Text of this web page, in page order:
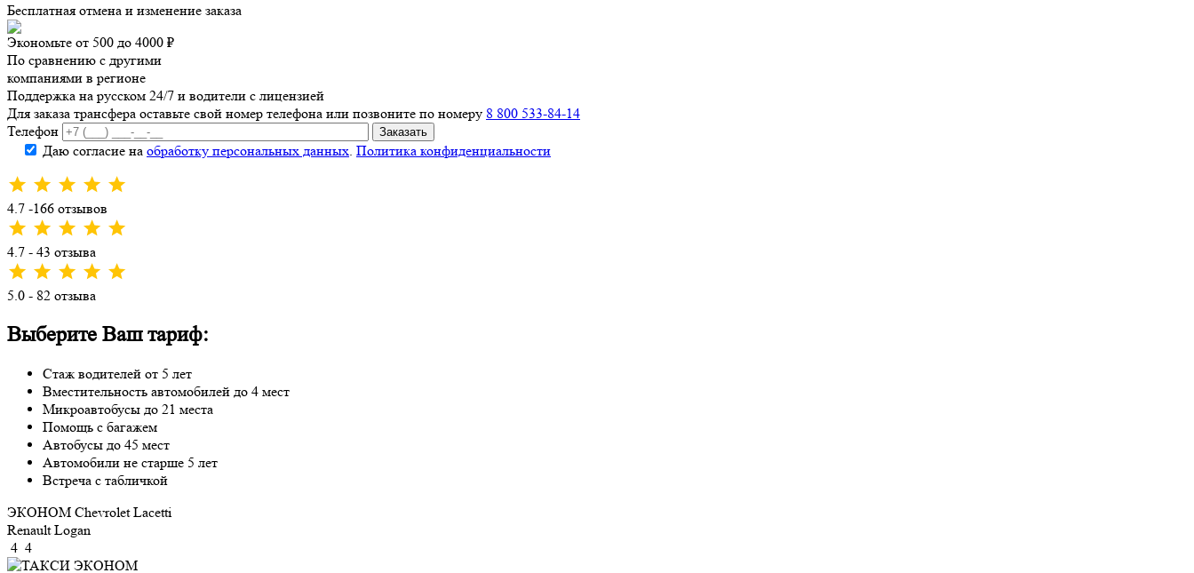
Бесплатная отмена и изменение заказа
Экономьте от 500 до 4000 ₽
По сравнению с другими
компаниями в регионе
Поддержка на русском 24/7 и водители с лицензией
Для заказа трансфера оставьте свой номер телефона или позвоните по номеру 8 800 533-84-14
Телефон
Даю согласие на обработку персональных данных. Политика конфиденциальности
4.7 -166 отзывов
4.7 - 43 отзыва
5.0 - 82 отзыва
Выберите Ваш тариф:
Стаж водителей от 5 лет
Вместительность автомобилей до 4 мест
Микроавтобусы до 21 места
Помощь с багажем
Автобусы до 45 мест
Автомобили не старше 5 лет
Встреча с табличкой
ЭКОНОМ Chevrolet Lacetti
Renault Logan
4 4